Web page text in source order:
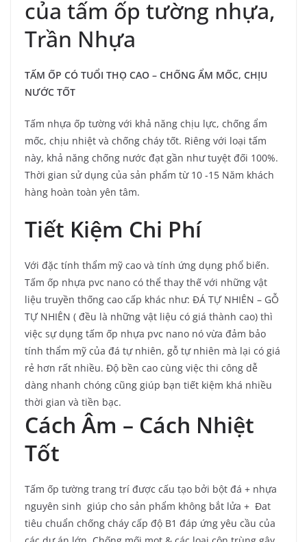
của tấm ốp tường nhựa,
Trần Nhựa
TẤM ỐP CÓ TUỔI THỌ CAO – CHỐNG ẨM MỐC, CHỊU
NƯỚC TỐT
Tấm nhựa ốp tường với khả năng chịu lực, chống ẩm
mốc, chịu nhiệt và chống cháy tốt. Riêng với loại tấm
này, khả năng chống nước đạt gần như tuyệt đối 100%.
Thời gian sử dụng của sản phẩm từ 10 -15 Năm khách
hàng hoàn toàn yên tâm.
Tiết Kiệm Chi Phí
Với đặc tính thẩm mỹ cao và tính ứng dụng phổ biến.
Tấm ốp nhựa pvc nano có thể thay thế với những vật
liệu truyền thống cao cấp khác như: ĐÁ TỰ NHIÊN – GỖ
TỰ NHIÊN ( đều là những vật liệu có giá thành cao) thì
việc sự dụng tấm ốp nhựa pvc nano nó vừa đảm bảo
tính thẩm mỹ của đá tự nhiên, gỗ tự nhiên mà lại có giá
rẻ hơn rất nhiều. Độ bền cao cùng việc thi công dễ
dàng nhanh chóng cũng giúp bạn tiết kiệm khá nhiều
thời gian và tiền bạc.
Cách Âm – Cách Nhiệt
Tốt
Tấm ốp tường trang trí được cấu tạo bởi bột đá + nhựa
nguyên sinh giúp cho sản phẩm không bắt lửa + Đat
tiêu chuẩn chống cháy cấp độ B1 đáp ứng yêu cầu của